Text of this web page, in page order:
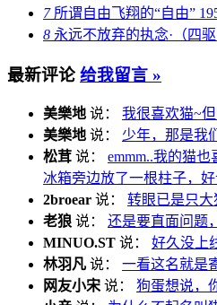
7所谓自由飞翔的“自由”
8 永远不放弃的执念·（四
最新评论 给我留言 »
美樂地 说： 我很喜欢猫~
美樂地 说： 少年，那是我
松茸 说： emmm..我的猫
冰箱旁边放了一根柱子，
2broear 说： 转眼已是只大
老狼 说： 还是要直面问题
MINUO.ST 说： 好久没上
林羽凡 说： 一看这名就是
网友小宋 说： 狗蛋想说，